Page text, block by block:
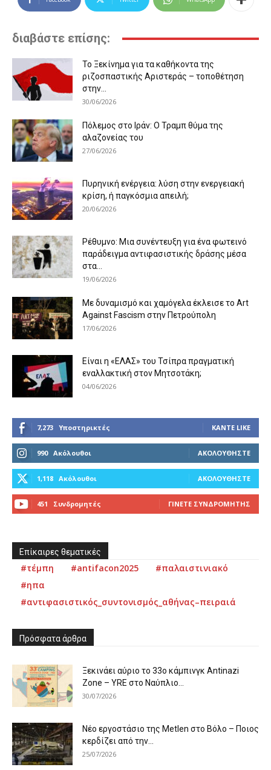
διαβάστε επίσης:
Το Ξεκίνημα για τα καθήκοντα της
ριζοσπαστικής Αριστεράς – τοποθέτηση
στην...
30/06/2026
Πόλεμος στο Ιράν: Ο Τραμπ θύμα της
αλαζονείας του
27/06/2026
Πυρηνική ενέργεια: λύση στην ενεργειακή
κρίση, ή παγκόσμια απειλή;
20/06/2026
Ρέθυμνο: Μια συνέντευξη για ένα φωτεινό
παράδειγμα αντιφασιστικής δράσης μέσα
στα...
19/06/2026
Με δυναμισμό και χαμόγελα έκλεισε το Art
Against Fascism στην Πετρούπολη
17/06/2026
Είναι η «ΕΛΑΣ» του Τσίπρα πραγματική
εναλλακτική στον Μητσοτάκη;
04/06/2026
7,273 Υποστηρικτές ΚΆΝΤΕ LIKE
990 Ακόλουθοι ΑΚΟΛΟΥΘΉΣΤΕ
1,118 Ακόλουθοι ΑΚΟΛΟΥΘΉΣΤΕ
451 Συνδρομητές ΓΊΝΕΤΕ ΣΥΝΔΡΟΜΗΤΉΣ
Επίκαιρες θεματικές
#τέμπη #antifacon2025
#παλαιστινιακό
#ηπα
#αντιφασιστικός_συντονισμός_αθήνας–πειραιά
Πρόσφατα άρθρα
Ξεκινάει αύριο το 33ο κάμπινγκ Antinazi
Zone – YRE στο Ναύπλιο...
30/07/2026
Νέο εργοστάσιο της Metlen στο Βόλο – Ποιος
κερδίζει από την...
25/07/2026